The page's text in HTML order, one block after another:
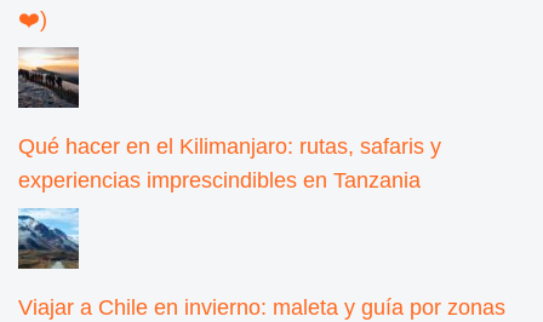
❤️)
Qué hacer en el Kilimanjaro: rutas, safaris y
experiencias imprescindibles en Tanzania
Viajar a Chile en invierno: maleta y guía por zonas